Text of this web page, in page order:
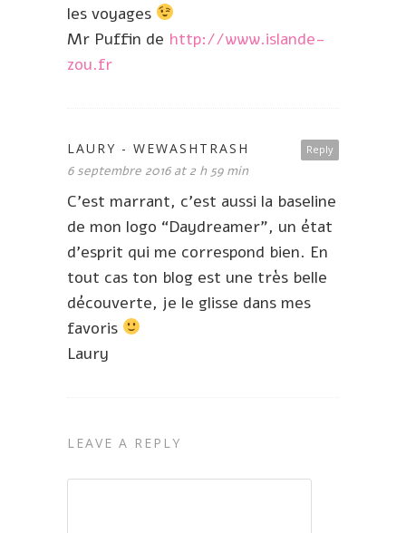
les voyages
Mr Puffin de http://www.islande-
zou.fr
Reply
LAURY - WEWASHTRASH
6 septembre 2016 at 2 h 59 min
C’est marrant, c’est aussi la baseline
de mon logo “Daydreamer”, un état
d’esprit qui me correspond bien. En
tout cas ton blog est une très belle
découverte, je le glisse dans mes
favoris
Laury
LEAVE A REPLY